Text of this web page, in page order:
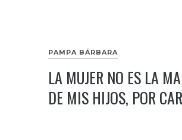
PAMPA BÁRBARA
LA MUJER NO ES LA
DE MIS HIJOS, POR